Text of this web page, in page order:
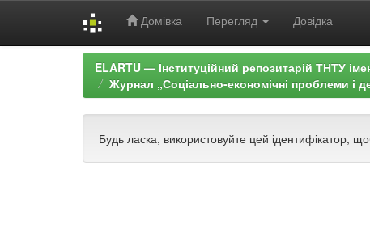
Домівка Перегляд Довідка
ELARTU — Інституційний репозитарій ТНТУ
Журнал „Соціально-економічні проблеми і
Будь ласка, використовуйте цей ідентифікатор,